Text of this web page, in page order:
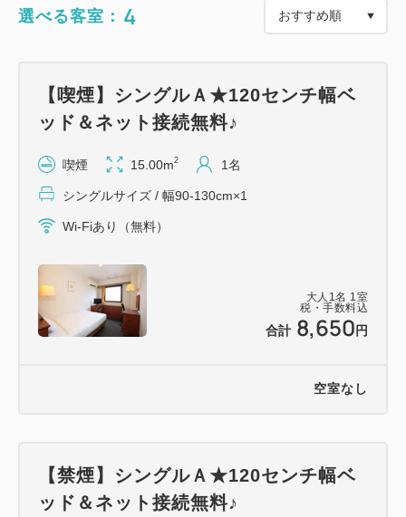
【館内のご案内】
・電子レンジ 3Fと4Fの自販機コーナーに1台ずつご
用意。
・漫画コーナー 1Fロビーでご用意。
・フリーPCスペース 1Fロビーでご用意。
【客室設備】
トコイルマットレスを使用！
・全室、無線LAN完備
・全室、個別空調
・その他設備・・・サブスク対応TV、冷蔵庫、内線
・トラックの駐車も可能(但し、長さ８メートルを超
えるお車はお停めいただけません)
選べる客室： 4
大人 1 名 1 室
税・手数料込
合計 8,650 円
【喫煙】シングルＡ★120センチ幅ベ
ッド＆ネット接続無料♪
喫煙 15.00m2 1名
シングルサイズ / 幅90-130cm×1
Wi-Fiあり（無料）
空室なし
【禁煙】シングルＡ★120センチ幅ベ
ッド＆ネット接続無料♪